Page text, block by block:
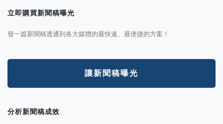
立即購買新聞稿曝光
發一篇新聞稿透通到各大媒體的最快速、最便捷的方案！
讓新聞稿曝光
分析新聞稿成效